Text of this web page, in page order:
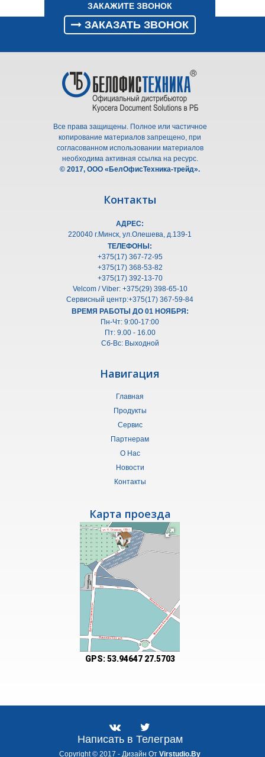
ЗАКАЖИТЕ ЗВОНОК
ЗАКАЗАТЬ ЗВОНОК
Все права защищены. Полное или частичное
копирование материалов запрещено, при
согласованном использовании материалов
необходима активная ссылка на ресурс.
© 2017, ООО «БелОфисТехника-трейд».
Контакты
АДРЕС:
220040 г.Минск, ул.Олешeва, д.139-1
ТЕЛЕФОНЫ:
+375(17) 367-72-95
+375(17) 368-53-82
+375(17) 392-13-70
Velcom / Viber: +375(29) 398-65-10
Сервисный центр:+375(17) 367-59-84
ВРЕМЯ РАБОТЫ ДО 01 НОЯБРЯ:
Пн-Чт: 9:00-17:00
Пт: 9.00 - 16.00
Сб-Вс: Выходной
Навигация
Главная
Продукты
Сервис
Партнерам
О Нас
Новости
Контакты
Карта проезда
GPS:53.94647 27.5703
Написать в Телеграм
Copyright © 2017 - Дизайн От Virstudio.by